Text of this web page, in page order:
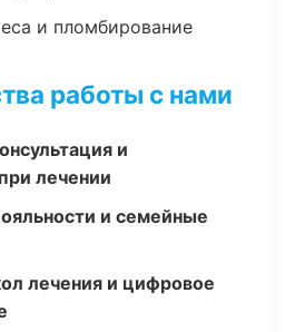
и пломбирование
работы с нами
и
лечении
и семейные
лечения и цифровое